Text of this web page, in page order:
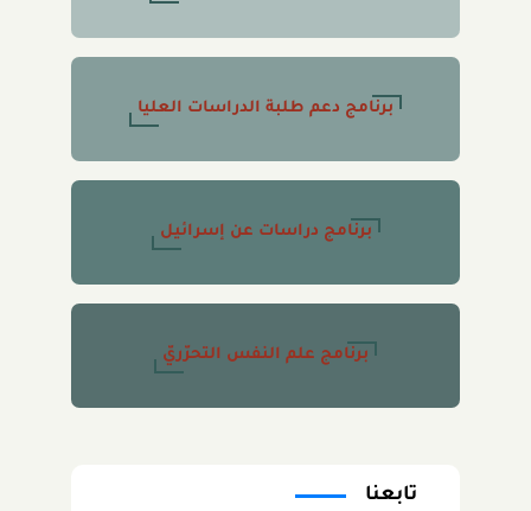
برنامج دعم طلبة الدراسات العليا
برنامج دراسات عن إسرائيل
برنامج علم النفس التحرّريّ
تابعنا